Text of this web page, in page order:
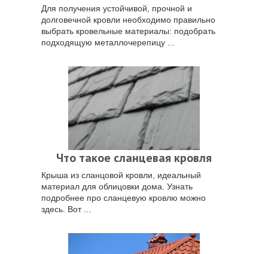
Для получения устойчивой, прочной и
долговечной кровли необходимо правильно
выбрать кровельные материалы: подобрать
подходящую металлочерепицу ...
Что такое сланцевая кровля
Крыша из сланцовой кровли, идеальный
материал для облицовки дома. Узнать
подробнее про сланцевую кровлю можно
здесь. Вот ...